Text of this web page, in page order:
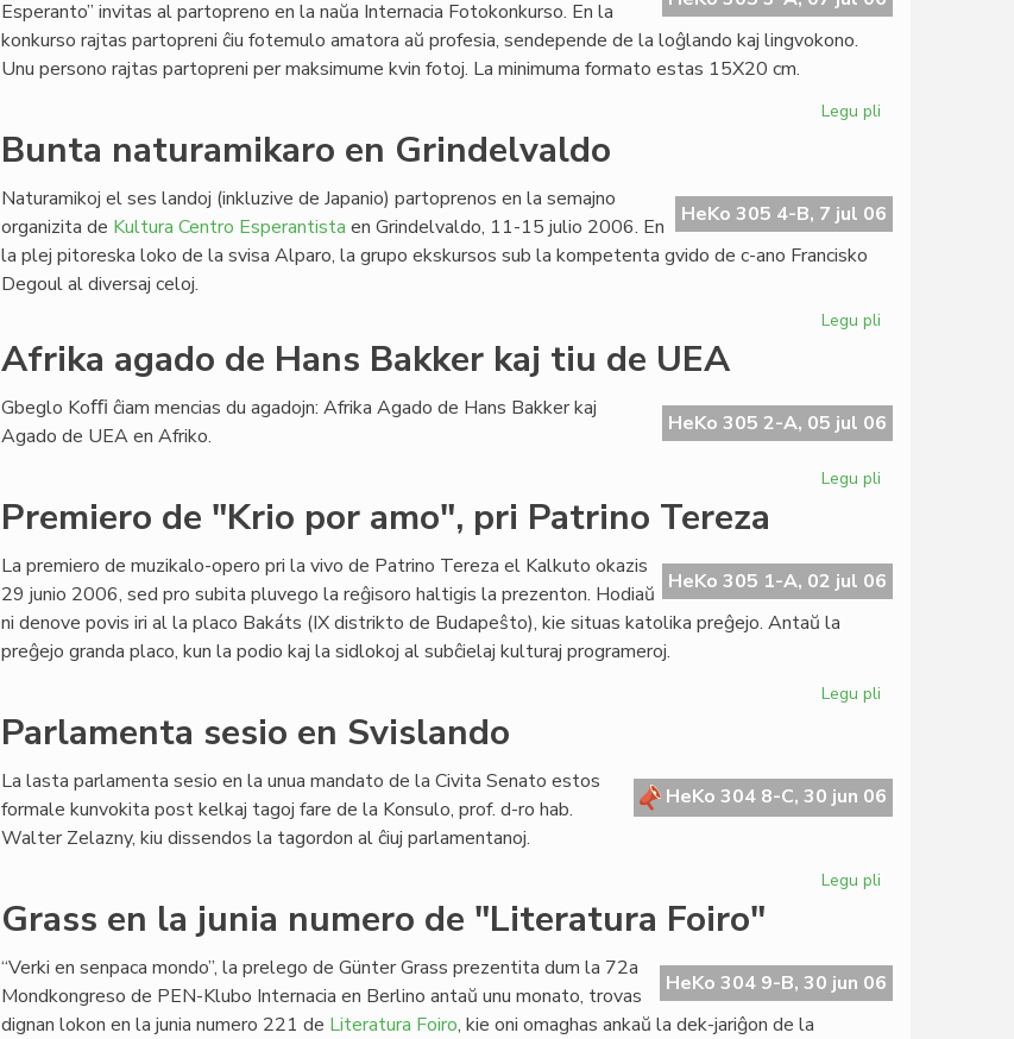
Esperanto” invitas al partopreno en la naŭa Internacia Fotokonkurso. En la
konkurso rajtas partopreni ĉiu fotemulo amatora aŭ profesia, sendepende de la loĝlando kaj lingvokono.
Unu persono rajtas partopreni per maksimume kvin fotoj. La minimuma formato estas 15X20 cm.
Legu pli
La
Ondo
Bunta naturamikaro en Grindelvaldo
HeKo 305 4-B, 7 jul 06
Naturamikoj el ses landoj (inkluzive de Japanio) partoprenos en la semajno
organizita de Kultura Centro Esperantista en Grindelvaldo, 11-15 julio 2006. En
la plej pitoreska loko de la svisa Alparo, la grupo ekskursos sub la kompetenta gvido de c-ano Francisko
Degoul al diversaj celoj.
Legu pli
Grindelvaldo
Afrika agado de Hans Bakker kaj tiu de UEA
HeKo 305 2-A, 05 jul 06
Gbeglo Koﬃ ĉiam mencias du agadojn: Afrika Agado de Hans Bakker kaj
Agado de UEA en Afriko.
Legu pli
Hans
Bakker
Premiero de "Krio por amo", pri Patrino Tereza
HeKo 305 1-A, 02 jul 06
La premiero de muzikalo-opero pri la vivo de Patrino Tereza el Kalkuto okazis
29 junio 2006, sed pro subita pluvego la reĝisoro haltigis la prezenton. Hodiaŭ
ni denove povis iri al la placo Bakáts (IX distrikto de Budapeŝto), kie situas katolika preĝejo. Antaŭ la
preĝejo granda placo, kun la podio kaj la sidlokoj al subĉielaj kulturaj programeroj.
Legu pli
por
amo",
Parlamenta sesio en Svislando
HeKo 304 8-C, 30 jun 06
La lasta parlamenta sesio en la unua mandato de la Civita Senato estos
formale kunvokita post kelkaj tagoj fare de la Konsulo, prof. d-ro hab.
Walter Zelazny, kiu dissendos la tagordon al ĉiuj parlamentanoj.
Legu pli
Svislando
Grass en la junia numero de "Literatura Foiro"
HeKo 304 9-B, 30 jun 06
“Verki en senpaca mondo”, la prelego de Günter Grass prezentita dum la 72a
Mondkongreso de PEN-Klubo Internacia en Berlino antaŭ unu monato, trovas
dignan lokon en la junia numero 221 de Literatura Foiro, kie oni omaghas ankaŭ la dek-jariĝon de la